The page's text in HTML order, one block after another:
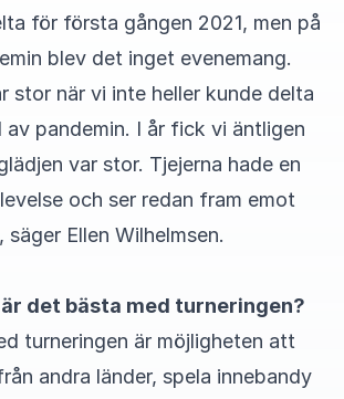
för första gången 2021, men på
blev det inget evenemang.
stor när vi inte heller kunde delta
av pandemin. I år fick vi äntligen
var stor. Tjejerna hade en
och ser redan fram emot
Ellen Wilhelmsen.
det bästa med turneringen?
turneringen är möjligheten att
andra länder, spela innebandy